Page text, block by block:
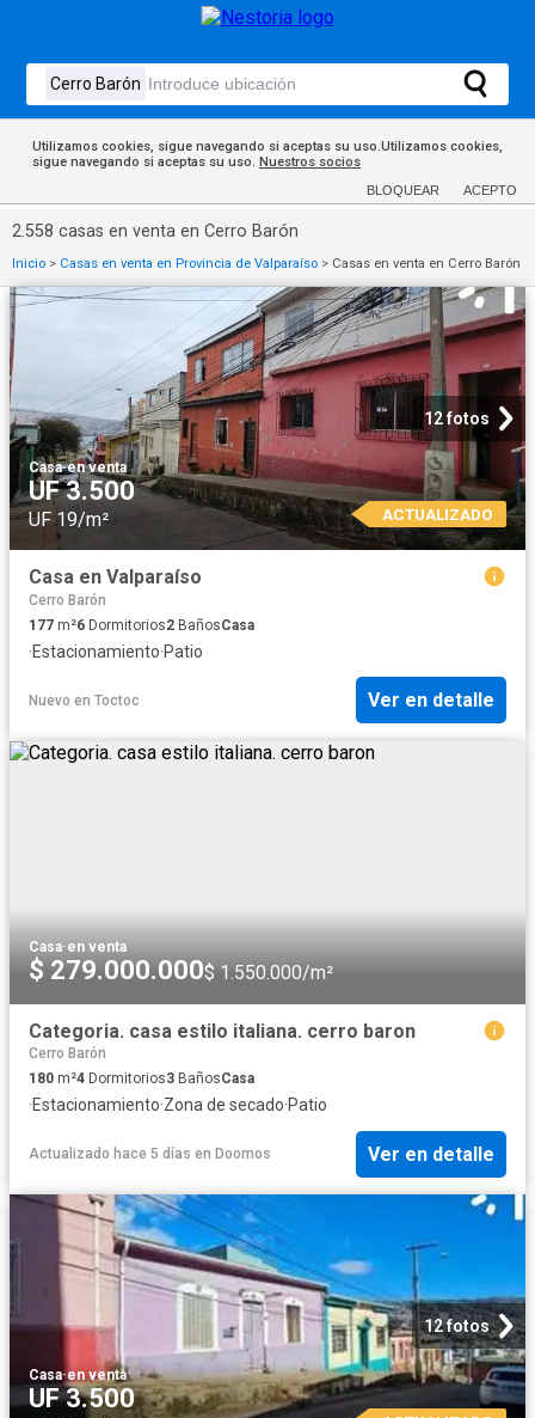
Utilizamos cookies, sigue navegando si aceptas su uso.Utilizamos cookies,
sigue navegando si aceptas su uso. Nuestros socios
BLOQUEAR ACEPTO
2.558 casas en venta en Cerro Barón
Inicio > Casas en venta en Provincia de Valparaíso > Casas en venta en Cerro Barón
12 fotos
Casa·en venta
UF 3.500
UF 19/m² ACTUALIZADO
Casa en Valparaíso
Cerro Barón
177 m²6 Dormitorios2 BañosCasa
·Estacionamiento·Patio
Nuevo en Toctoc Ver en detalle
Casa·en venta
$ 279.000.000$ 1.550.000/m²
Categoria. casa estilo italiana. cerro baron
Cerro Barón
180 m²4 Dormitorios3 BañosCasa
·Estacionamiento·Zona de secado·Patio
Actualizado hace 5 días en Doomos Ver en detalle
12 fotos
Casa·en venta
UF 3.500